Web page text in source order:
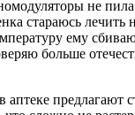
не пила
стараюсь лечить
ему
больше
аптеке предлагают